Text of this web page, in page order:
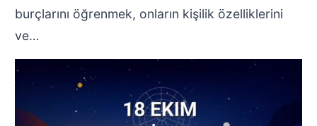
burçlarını öğrenmek, onların kişilik özelliklerini
ve…